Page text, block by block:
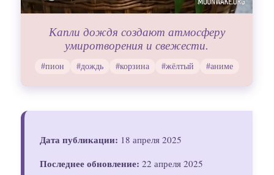
Капли дождя создают атмосферу
умиротворения и свежести.
#пион #дождь #корзина #жёлтый #аниме
Дата публикации: 18 апреля 2025
Последнее обновление: 22 апреля 2025